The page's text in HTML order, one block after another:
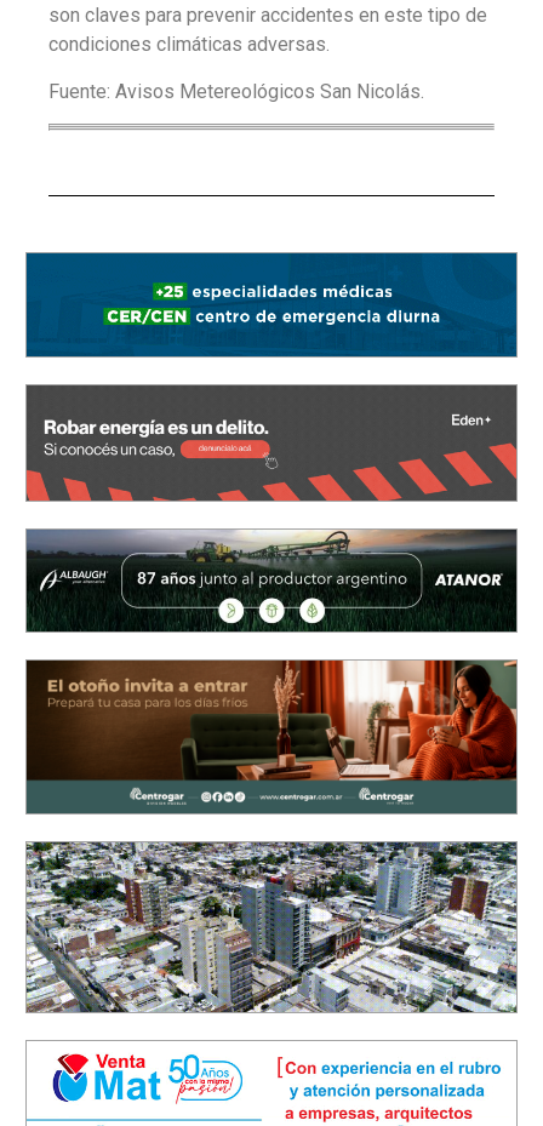
son claves para prevenir accidentes en este tipo de
condiciones climáticas adversas.
Fuente: Avisos Metereológicos San Nicolás.